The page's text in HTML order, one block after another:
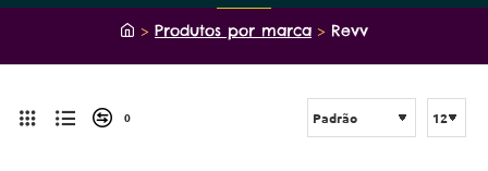
h
Produtos por marca Revv
0